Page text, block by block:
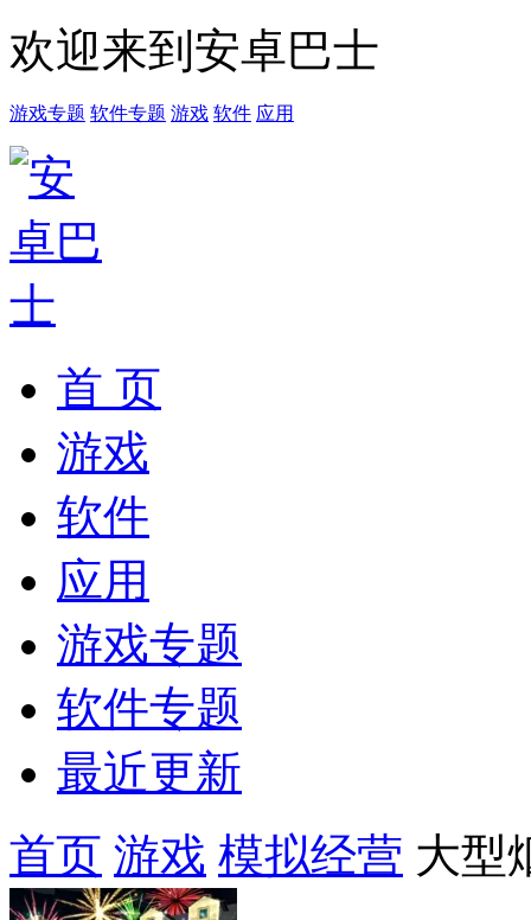
欢迎来到安卓巴士
游戏专题 软件专题 游戏 软件 应用
首 页
游戏
软件
应用
游戏专题
软件专题
最近更新
首页 游戏 模拟经营 大型